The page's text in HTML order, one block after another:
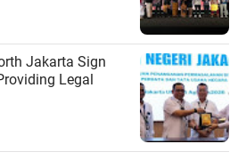
Jakarta Sign
Legal